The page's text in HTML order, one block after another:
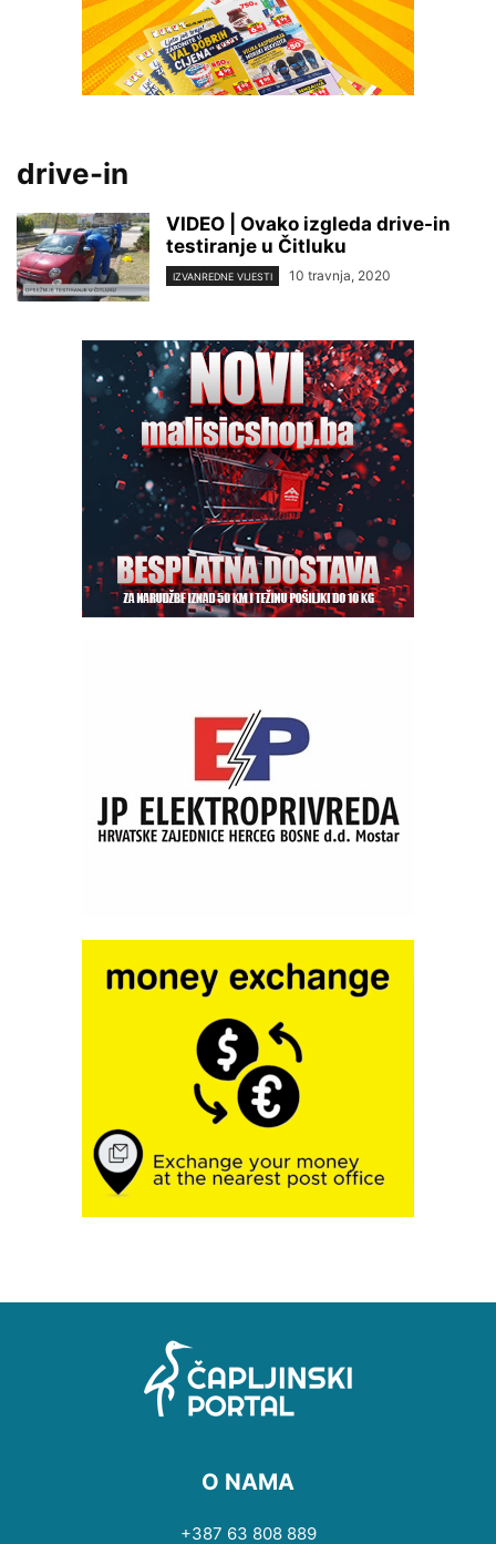
drive-in
VIDEO | Ovako izgleda drive-in
testiranje u Čitluku
IZVANREDNE VIJESTI 10 travnja, 2020
O NAMA
+387 63 808 889